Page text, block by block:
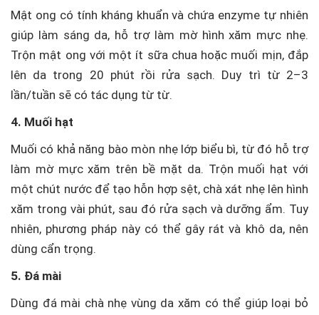
Mật ong có tính kháng khuẩn và chứa enzyme tự nhiên
giúp làm sáng da, hỗ trợ làm mờ hình xăm mực nhẹ.
Trộn mật ong với một ít sữa chua hoặc muối mịn, đắp
lên da trong 20 phút rồi rửa sạch. Duy trì từ 2–3
lần/tuần sẽ có tác dụng từ từ.
4. Muối hạt
Muối có khả năng bào mòn nhẹ lớp biểu bì, từ đó hỗ trợ
làm mờ mực xăm trên bề mặt da. Trộn muối hạt với
một chút nước để tạo hỗn hợp sệt, chà xát nhẹ lên hình
xăm trong vài phút, sau đó rửa sạch và dưỡng ẩm. Tuy
nhiên, phương pháp này có thể gây rát và khô da, nên
dùng cẩn trọng.
5. Đá mài
Dùng đá mài chà nhẹ vùng da xăm có thể giúp loại bỏ